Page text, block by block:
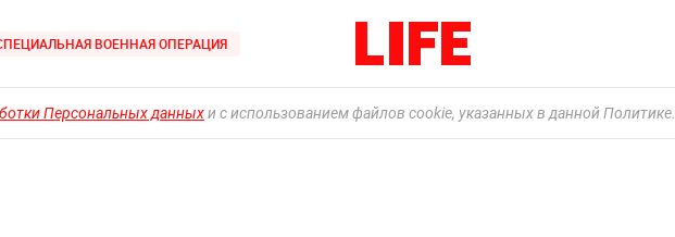
ВОЕННАЯ ОПЕРАЦИЯ
Персональных данныхи с использованием файлов cookie, указанных в данной Политике.